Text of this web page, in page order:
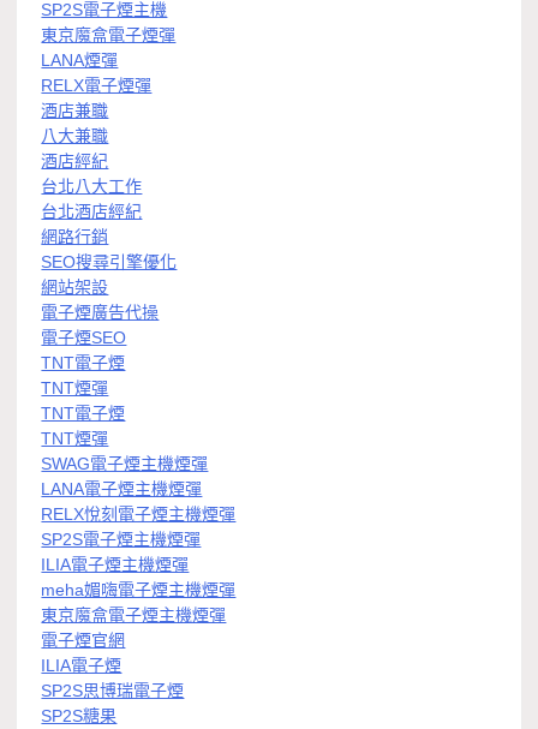
SP2S電子煙主機
東京魔盒電子煙彈
LANA煙彈
RELX電子煙彈
酒店兼職
八大兼職
酒店經紀
台北八大工作
台北酒店經紀
網路行銷
SEO搜尋引擎優化
網站架設
電子煙廣告代操
電子煙SEO
TNT電子煙
TNT煙彈
TNT電子煙
TNT煙彈
SWAG電子煙主機煙彈
LANA電子煙主機煙彈
RELX悅刻電子煙主機煙彈
SP2S電子煙主機煙彈
ILIA電子煙主機煙彈
meha媚嗨電子煙主機煙彈
東京魔盒電子煙主機煙彈
電子煙官網
ILIA電子煙
SP2S思博瑞電子煙
SP2S糖果